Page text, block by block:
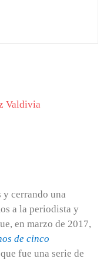
Valdivia
y cerrando una
a la periodista y
en marzo de 2017,
de cinco
fue una serie de